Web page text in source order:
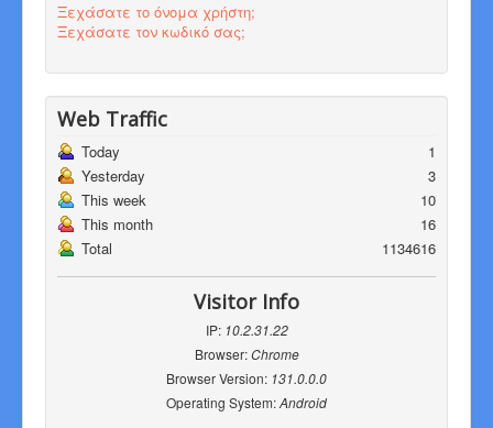
Ξεχάσατε το όνομα χρήστη;
Ξεχάσατε τον κωδικό σας;
Web Traffic
Today
1
Yesterday
3
This week
10
This month
16
Total
1134616
Visitor Info
IP: 10.2.31.22
Browser:Chrome
Browser Version: 131.0.0.0
Operating System:Android